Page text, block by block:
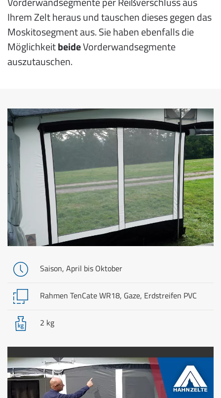
Ihrem Zelt heraus und tauschen dieses gegen das
Moskitosegment aus. Sie haben ebenfalls die
MöglichkeitbeideVorderwandsegmente
auszutauschen.
Saison, April bis Oktober
Rahmen TenCate WR18, Gaze, Erdstreifen PVC
2 kg